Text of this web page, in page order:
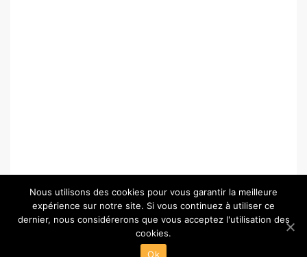
© Copyright 2026 –
Nous utilisons des cookies pour vous garantir la meilleure
expérience sur notre site. Si vous continuez à utiliser ce
dernier, nous considérerons que vous acceptez l'utilisation des
cookies.
Ok